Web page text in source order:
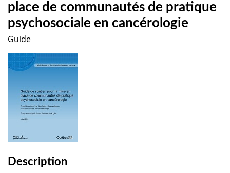
place de communautés de pratique
psychosociale en cancérologie
Guide
Description